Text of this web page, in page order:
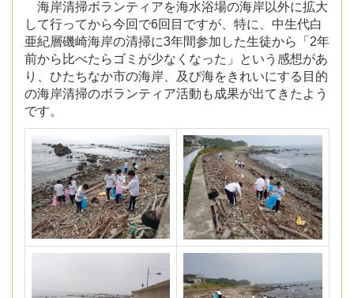
海岸清掃ボランティアを海水浴場の海岸以外に拡大
して行ってから今回で6回目ですが、特に、中生代白
亜紀層磯崎海岸の清掃に3年間参加した生徒から「2年
前から比べたらゴミが少なくなった」という感想があ
り、ひたちなか市の海岸、及び海をきれいにする目的
の海岸清掃のボランティア活動も成果が出てきたよう
です。